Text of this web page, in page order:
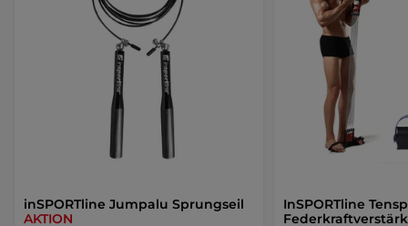
inSPORTline Jumpalu Sprungseil
AKTION
InSPORTline